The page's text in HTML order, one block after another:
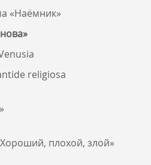
«Наёмник»
religiosa
плохой, злой»